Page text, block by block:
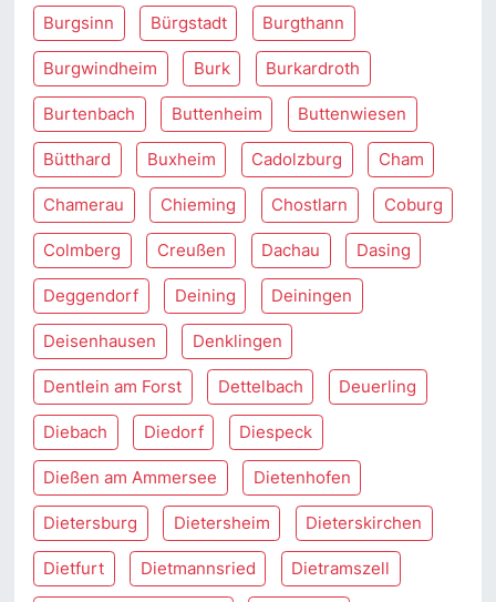
Burgsinn Bürgstadt Burgthann
Burgwindheim Burk Burkardroth
Burtenbach Buttenheim Buttenwiesen
Bütthard Buxheim Cadolzburg Cham
Chamerau Chieming Chostlarn Coburg
Colmberg Creußen Dachau Dasing
Deggendorf Deining Deiningen
Deisenhausen Denklingen
Dentlein am Forst Dettelbach Deuerling
Diebach Diedorf Diespeck
Dießen am Ammersee Dietenhofen
Dietersburg Dietersheim Dieterskirchen
Dietfurt Dietmannsried Dietramszell